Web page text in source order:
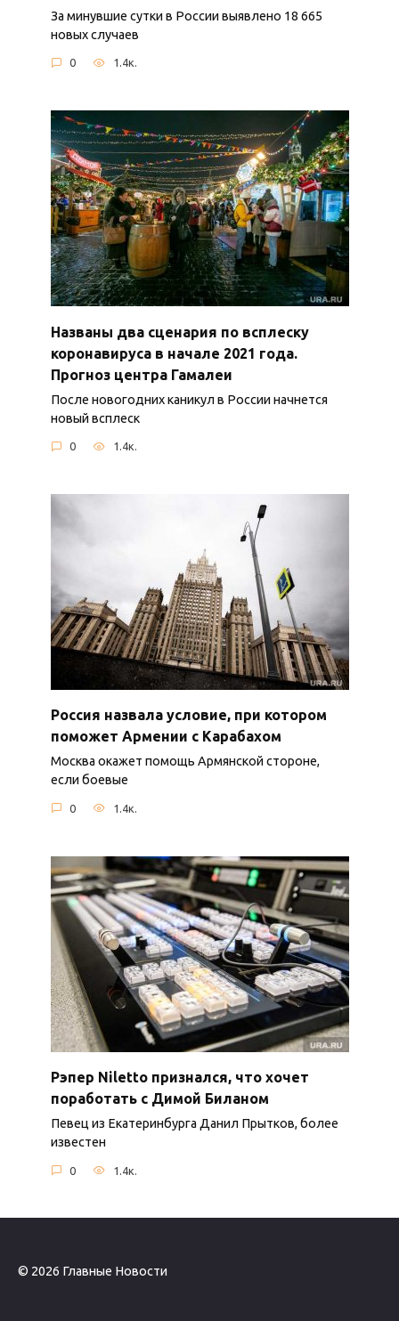
За минувшие сутки в России выявлено 18 665
новых случаев
0 1.4к.
Названы два сценария по всплеску
коронавируса в начале 2021 года.
Прогноз центра Гамалеи
После новогодних каникул в России начнется
новый всплеск
0 1.4к.
Россия назвала условие, при котором
поможет Армении с Карабахом
Москва окажет помощь Армянской стороне,
если боевые
0 1.4к.
Рэпер Niletto признался, что хочет
поработать с Димой Биланом
Певец из Екатеринбурга Данил Прытков, более
известен
0 1.4к.
© 2026 Главные Новости